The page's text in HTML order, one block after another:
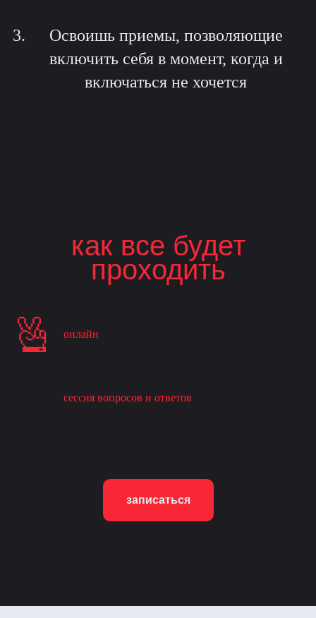
Освоишь приемы, позволяющие
включить себя в момент, когда и
включаться не хочется
как все будет
проходить
онлайн
сессия вопросов и ответов
записаться